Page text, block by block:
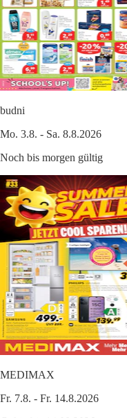
budni
Mo. 3.8. - Sa. 8.8.2026
Noch bis morgen gültig
MEDIMAX
Fr. 7.8. - Fr. 14.8.2026